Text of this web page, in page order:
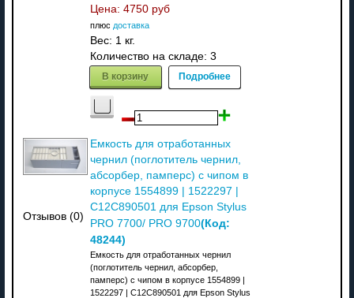
Цена: 4750 руб
плюс доставка
Вес: 1 кг.
Количество на складе: 3
В корзину Подробнее
Отзывов (0)
Емкость для отработанных
чернил (поглотитель чернил,
абсорбер, памперс) с чипом в
корпусе 1554899 | 1522297 |
C12C890501 для Epson Stylus
PRO 7700/ PRO 9700(Код:
48244)
Емкость для отработанных чернил
(поглотитель чернил, абсорбер,
памперс) с чипом в корпусе 1554899 |
1522297 | C12C890501 для Epson Stylus